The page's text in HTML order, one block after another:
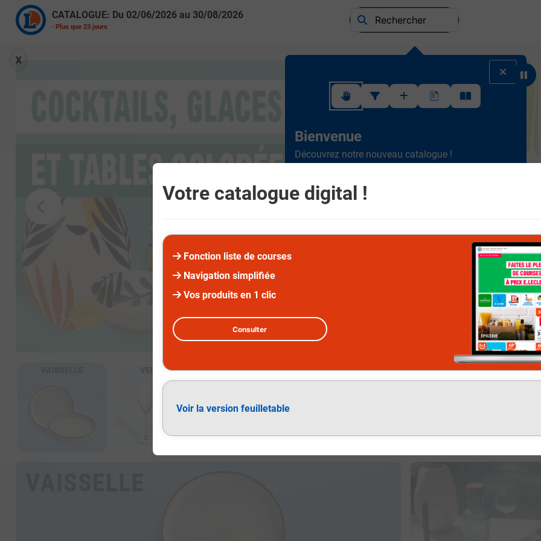
Votre catalogue digital !
Fonction liste de courses
Navigation simplifiée
Vos produits en 1 clic
Consulter
Voir la version feuilletable
CATALOGUE: Du 02/06/2026au 30/08/2026
- Plus que 23jours
Rechercher
X
Suivez ce rapide tutoriel pour apprendre à utiliser l'interface
Bienvenue
Découvrez notre nouveau catalogue !
simple à consulter.
naviguez entre les différents rayons.